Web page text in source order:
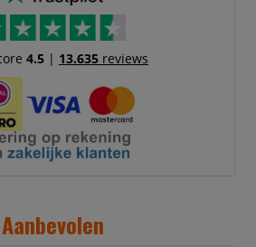
4.5| 13.635reviews
Aanbevolen